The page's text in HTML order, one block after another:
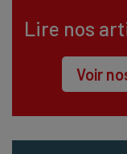
Lire nos
Voir